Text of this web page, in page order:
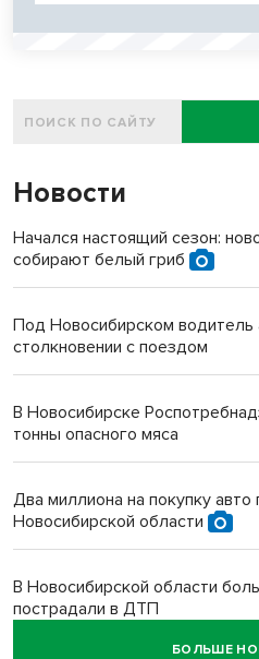
Новости
Начался настоящий сезон:
собирают белый гриб
Под Новосибирском водитель
столкновении с поездом
В Новосибирске
тонны опасного мяса
Два миллиона на покупку авто
Новосибирской области
В Новосибирской области
пострадали в ДТП
БОЛЬШЕ